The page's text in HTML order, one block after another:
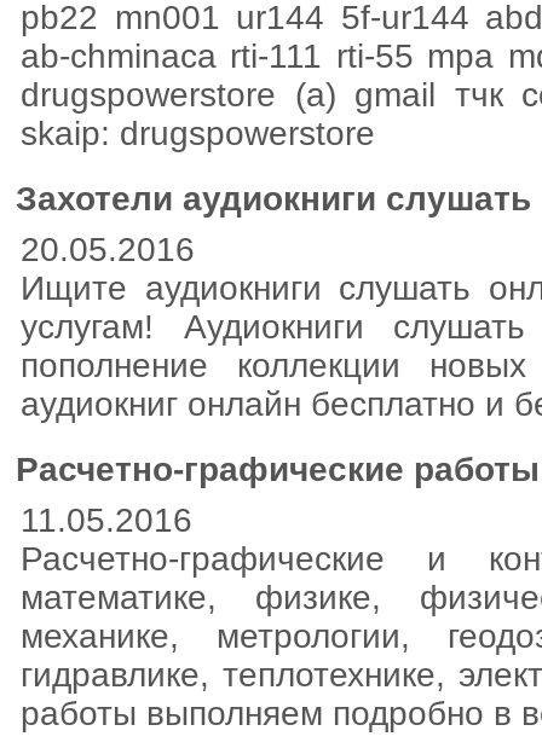
pb22 mn001 ur144 5f-ur144
ab-chminaca rti-111 rti-55 mpa
drugspowerstore (а) gmail тчк
skаip: drugspowerstore
Захотели аудиокниги
20.05.2016
Ищите аудиокниги слушать
услугам! Аудиокниги
пополнение коллекции
аудиокниг онлайн бесплатно и
Расчетно-графические работы
11.05.2016
Расчетно-графические и
математике, физике,
механике, метрологии,
гидравлике, теплотехнике,
работы выполняем подробно в